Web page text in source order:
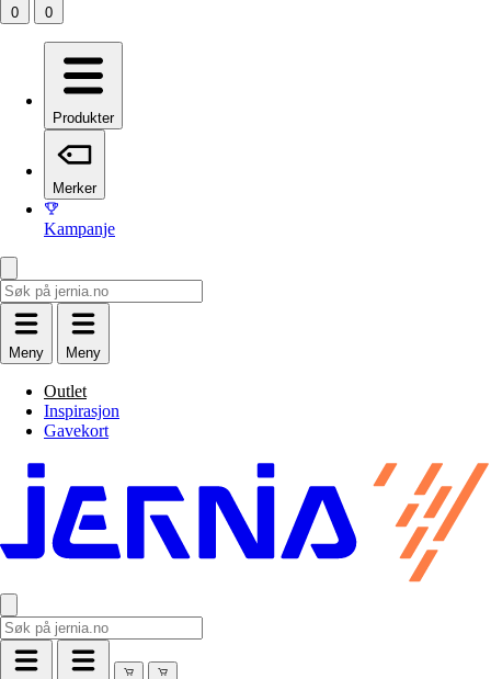
Produkter
Merker
Kampanje
Meny Meny
Outlet
Inspirasjon
Gavekort